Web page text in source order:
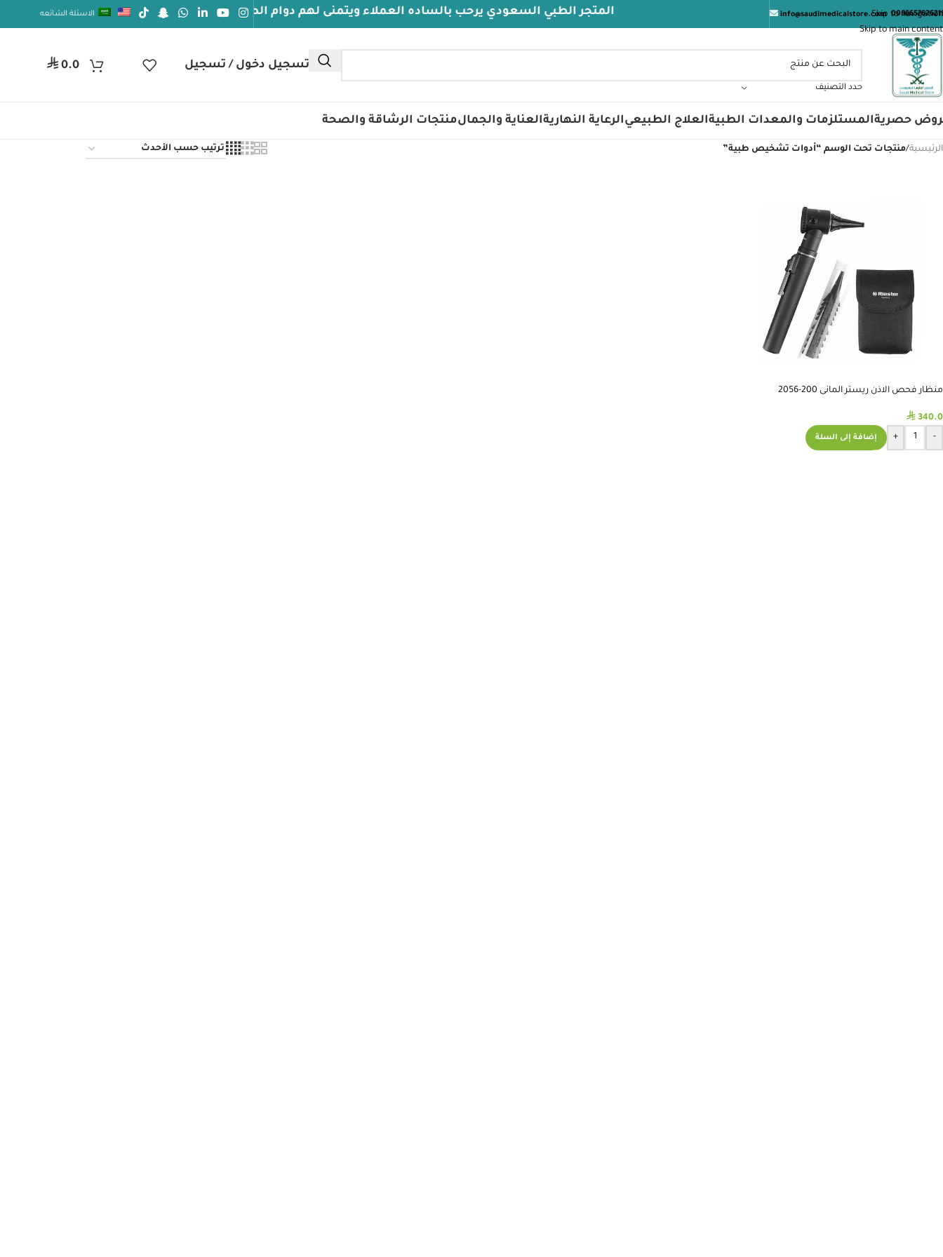
Skip to navigation
Skip to main content
info@saudimedicalstore.com المتجر الطبي السعودي يرحب بالساده العملاء ويتمنى لهم دوام الصحة والعافيه الاسئلة الشائعه
حدد التصنيف
تسجيل دخول / تسجيل ر.س0.0
حصريةالمستلزمات والمعدات الطبيةالعلاج الطبيعيالرعاية النهاريةالعناية والجمالمنتجات الرشاقة والصحة
الرئيسية/منتجات تحت الوسم “أدوات تشخيص طبية”
منظار فحص الاذن ريستر المانى 200-2056
⃁ 340.0
-
+ إضافة إلى السلة